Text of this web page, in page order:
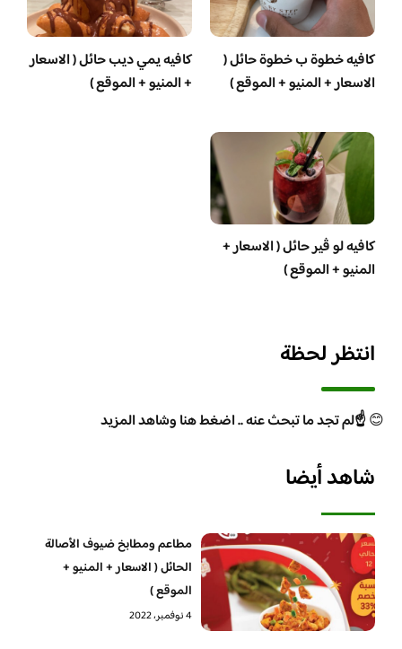
كافيه خطوة ب خطوة حائل (
الاسعار + المنيو + الموقع )
كافيه يمي ديب حائل ( الاسعار
+ المنيو + الموقع )
كافيه لو ڤير حائل ( الاسعار +
المنيو + الموقع )
انتظر لحظة
😊☝️لم تجد ما تبحث عنه .. اضغط هنا وشاهد المزيد
شاهد أيضا
مطاعم ومطابخ ضيوف الأصالة
الحائل ( الاسعار + المنيو +
الموقع )
4 نوفمبر، 2022